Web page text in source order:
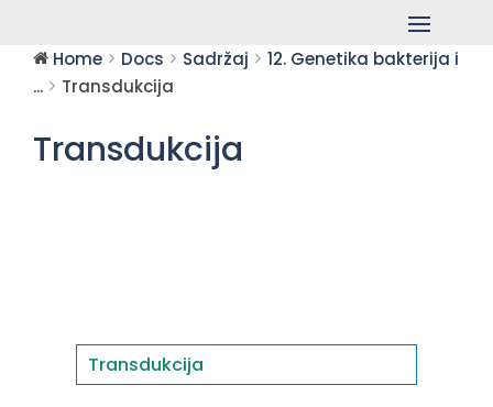
Home Docs Sadržaj
12. Genetika bakterija i
...
Transdukcija
Transdukcija
Transdukcija